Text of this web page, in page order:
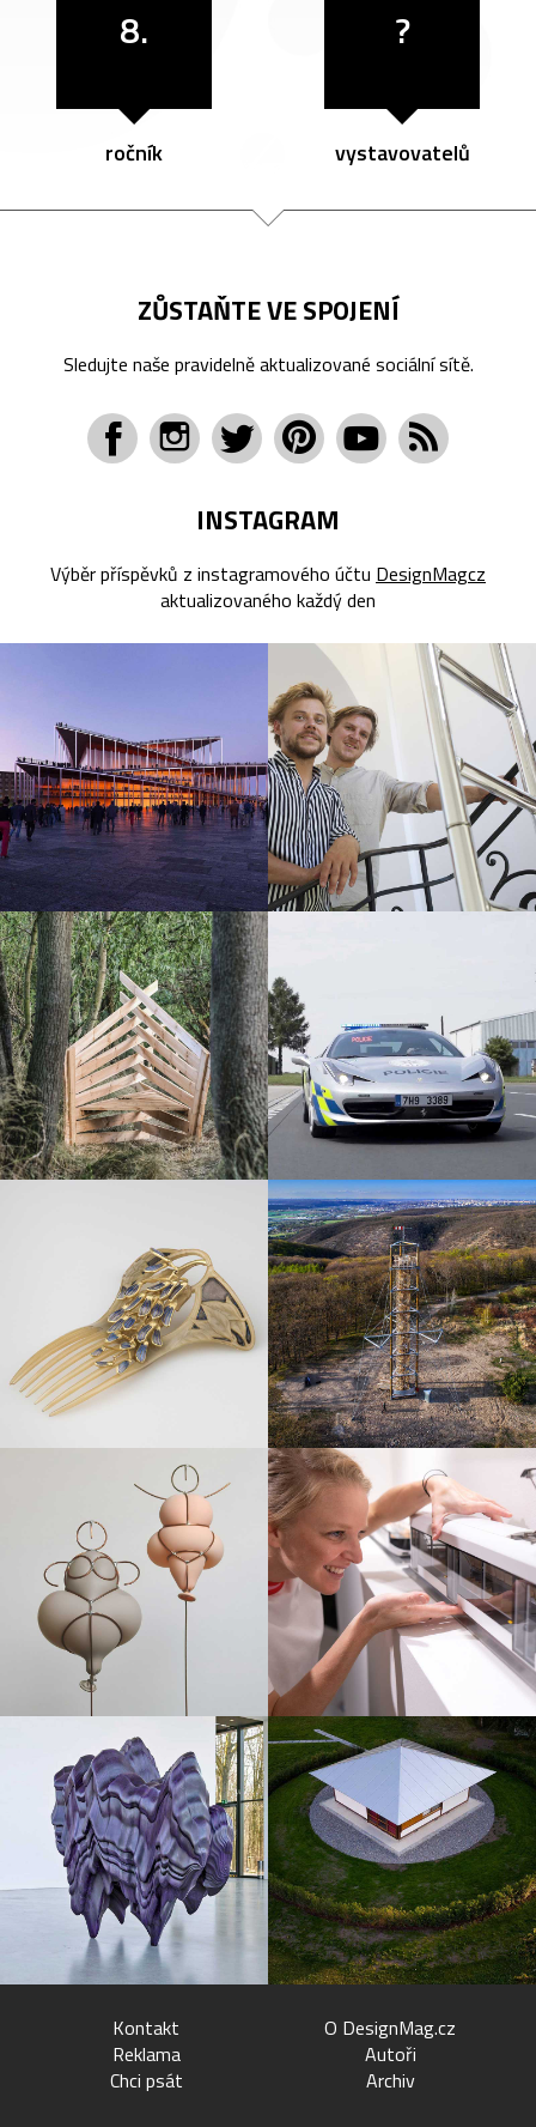
8.
ročník
?
vystavovatelů
ZŮSTAŇTE VE SPOJENÍ
Sledujte naše pravidelně aktualizované sociální sítě.
INSTAGRAM
Výběr příspěvků z instagramového účtu DesignMagcz
aktualizovaného každý den
Kontakt
Reklama
Chci psát
O DesignMag.cz
Autoři
Archiv